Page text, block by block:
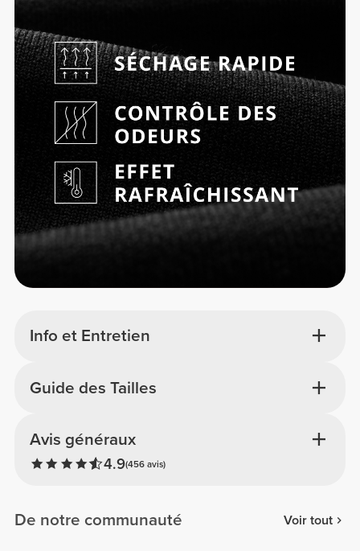
Info et Entretien
Avis généraux
4.9(456 avis)
Guide des Tailles
De notre communauté Voir tout